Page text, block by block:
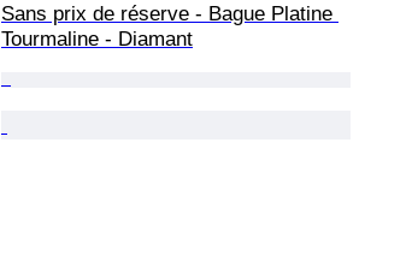
Sans prix de réserve - Bague Platine
Tourmaline - Diamant